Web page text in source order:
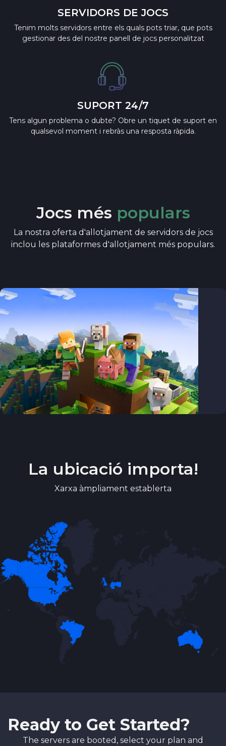
SERVIDORS DE JOCS
Tenim molts servidors entre els quals pots triar, que pots
gestionar des del nostre panell de jocs personalitzat
SUPORT 24/7
Tens algun problema o dubte? Obre un tiquet de suport en
qualsevol moment i rebràs una resposta ràpida.
Jocs més populars
La nostra oferta d'allotjament de servidors de jocs
inclou les plataformes d'allotjament més populars.
La ubicació importa!
Xarxa àmpliament establerta
Ready to Get Started?
The servers are booted, select your plan and